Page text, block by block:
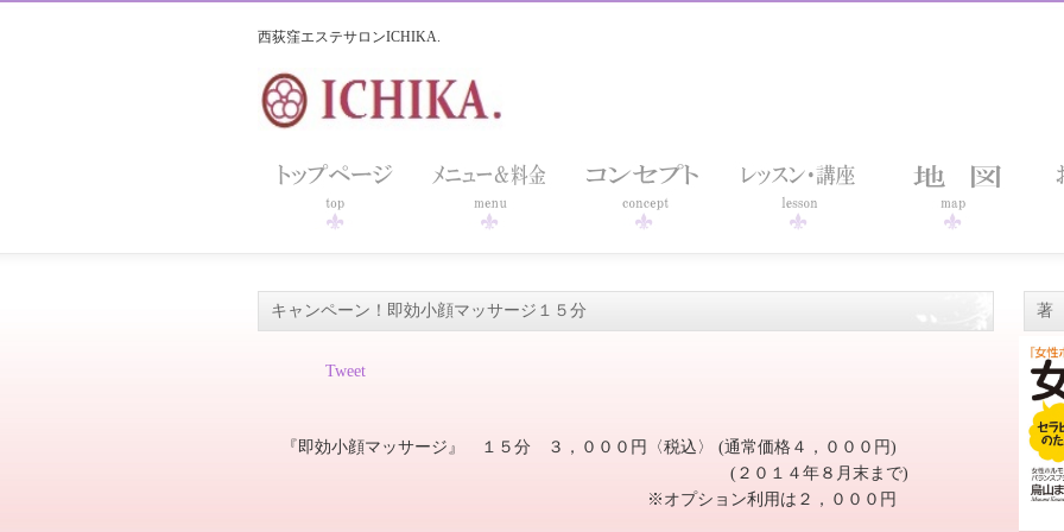
西荻窪エステサロンICHIKA.
著
キャンペーン！即効小顔マッサージ１５分
Tweet
『即効小顔マッサージ』 １５分 ３，０００円〈税込〉 (通常価格４，０００円)
(２０１４年８月末まで)
※オプション利用は２，０００円